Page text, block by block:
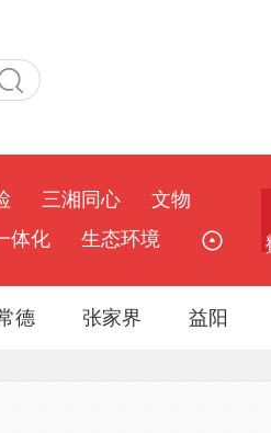
三湘同心
文物
体化 生态环境
德 张家界 益阳